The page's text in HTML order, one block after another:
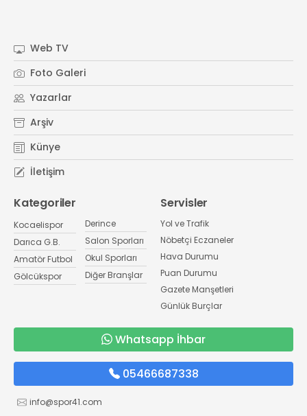
Web TV
Foto Galeri
Yazarlar
Arşiv
Künye
İletişim
Kategoriler
Kocaelispor
Darıca G.B.
Amatör Futbol
Gölcükspor
Derince
Salon Sporları
Okul Sporları
Diğer Branşlar
Servisler
Yol ve Trafik
Nöbetçi Eczaneler
Hava Durumu
Puan Durumu
Gazete Manşetleri
Günlük Burçlar
Whatsapp İhbar
05466687338
info@spor41.com